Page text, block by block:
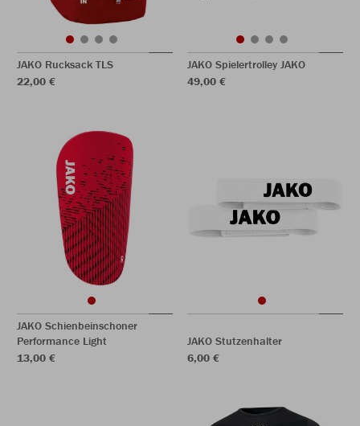
JAKO Rucksack TLS
22,00 €
JAKO Spielertrolley JAKO
49,00 €
JAKO Schienbeinschoner
Performance Light
13,00 €
JAKO Stutzenhalter
6,00 €